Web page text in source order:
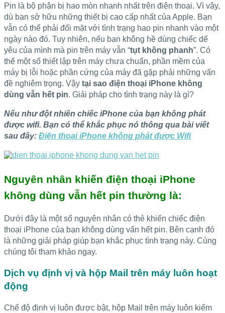
Pin là bộ phận bị hao mòn nhanh nhất trên điện thoại. Vì vậy,
dù bạn sở hữu những thiết bị cao cấp nhất của Apple. Bạn
vẫn có thể phải đối mặt với tình trạng hao pin nhanh vào một
ngày nào đó. Tuy nhiên, nếu bạn không hề dùng chiếc dế
yêu của mình mà pin trên máy vẫn “tụt không phanh”. Có
thể một số thiết lập trên máy chưa chuẩn, phần mềm của
máy bị lỗi hoặc phần cứng của máy đã gặp phải những vấn
đề nghiêm trọng. Vậy tại sao điện thoại iPhone không
dùng vẫn hết pin. Giải pháp cho tình trạng này là gì?
Nếu như đột nhiên chiếc iPhone của bạn không phát
được wifi. Bạn có thể khắc phục nó thông qua bài viết
sau đây: Điện thoại iPhone không phát được Wifi
Nguyên nhân khiến điện thoại iPhone
không dùng vẫn hết pin thường là:
Dưới đây là một số nguyên nhân có thẻ khiến chiếc điện
thoại iPhone của bạn không dùng vấn hết pin. Bên cạnh đó
là những giải pháp giúp bạn khắc phục tình trạng này. Cùng
chúng tôi tham khảo ngay.
Dịch vụ định vị và hộp Mail trên máy luôn hoạt
động
Chế độ định vị luôn được bật, hộp Mail trên máy luôn kiểm